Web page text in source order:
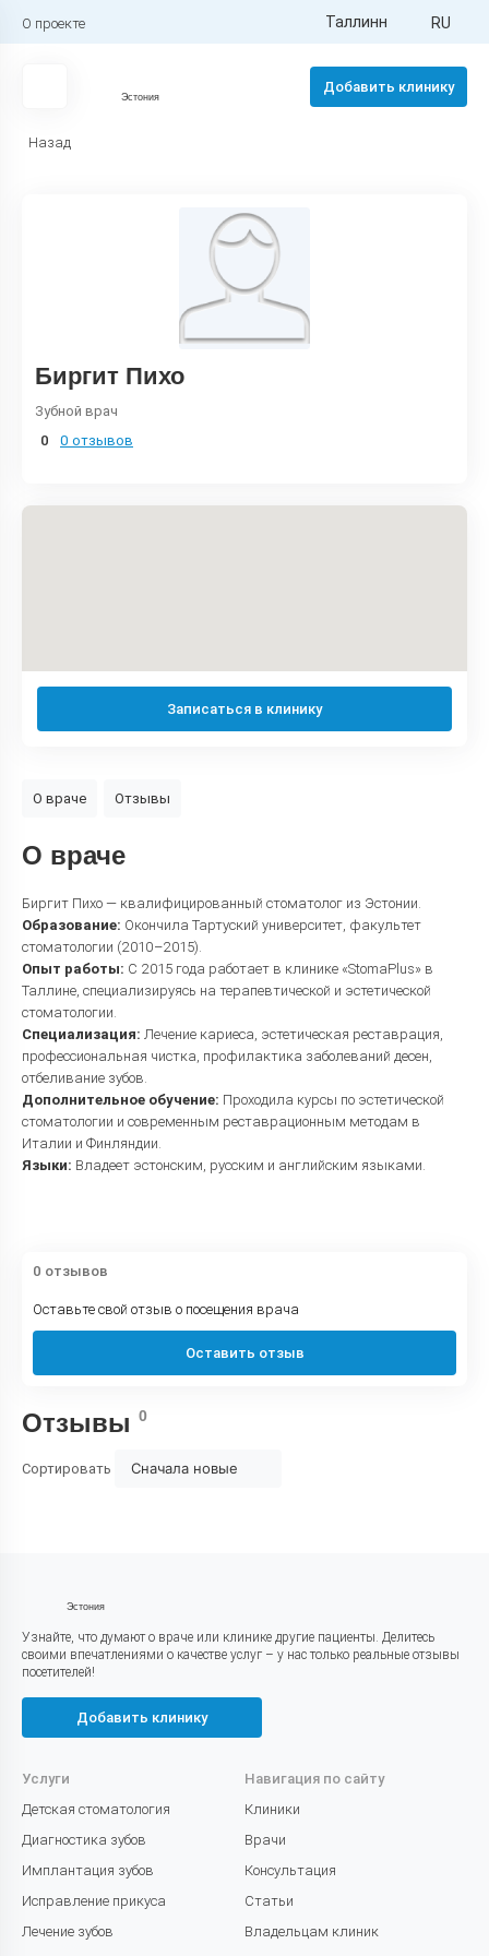
О проекте Таллинн RU
Эстония
Добавить клинику
Назад
Биргит Пихо
Зубной врач
0
0 отзывов
Записаться в клинику
О враче Отзывы
О враче
Биргит Пихо — квалифицированный стоматолог из Эстонии.
Образование: Окончила Тартуский университет, факультет
стоматологии (2010–2015).
Опыт работы: С 2015 года работает в клинике «StomaPlus» в
Таллине, специализируясь на терапевтической и эстетической
стоматологии.
Специализация: Лечение кариеса, эстетическая реставрация,
профессиональная чистка, профилактика заболеваний десен,
отбеливание зубов.
Дополнительное обучение: Проходила курсы по эстетической
стоматологии и современным реставрационным методам в
Италии и Финляндии.
Языки: Владеет эстонским, русским и английским языками.
Отзывы 0
Сортировать Сначала новые
0 отзывов
Оставьте свой отзыв о посещения врача
Оставить отзыв
Эстония
Узнайте, что думают о враче или клинике другие пациенты. Делитесь
своими впечатлениями о качестве услуг – у нас только реальные отзывы
посетителей!
Добавить клинику
Услуги
Детская стоматология
Диагностика зубов
Имплантация зубов
Исправление прикуса
Лечение зубов
Навигация по сайту
Клиники
Врачи
Консультация
Статьи
Владельцам клиник